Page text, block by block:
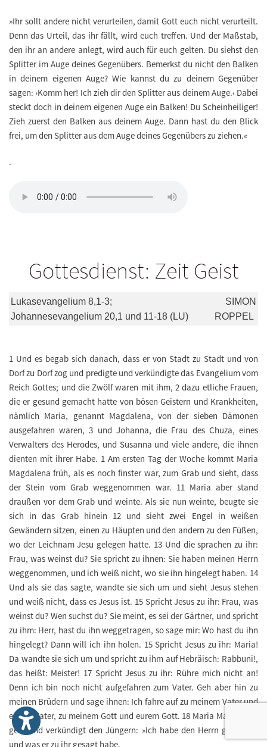
»Ihr sollt andere nicht verurteilen, damit Gott euch nicht verurteilt.
Denn das Urteil, das ihr fällt, wird euch treffen. Und der Maßstab,
den ihr an andere anlegt, wird auch für euch gelten. Du siehst den
Splitter im Auge deines Gegenübers. Bemerkst du nicht den Balken
in deinem eigenen Auge? Wie kannst du zu deinem Gegenüber
sagen: ›Komm her! Ich zieh dir den Splitter aus deinem Auge.‹ Dabei
steckt doch in deinem eigenen Auge ein Balken! Du Scheinheiliger!
Zieh zuerst den Balken aus deinem Auge. Dann hast du den Blick
frei, um den Splitter aus dem Auge deines Gegenübers zu ziehen.«
.
Gottesdienst: Zeit Geist
Lukasevangelium 8,1-3;
Johannesevangelium 20,1 und 11-18 (LU)
SIMON
ROPPEL
1 Und es begab sich danach, dass er von Stadt zu Stadt und von
Dorf zu Dorf zog und predigte und verkündigte das Evangelium vom
Reich Gottes; und die Zwölf waren mit ihm, 2 dazu etliche Frauen,
die er gesund gemacht hatte von bösen Geistern und Krankheiten,
nämlich Maria, genannt Magdalena, von der sieben Dämonen
ausgefahren waren, 3 und Johanna, die Frau des Chuza, eines
Verwalters des Herodes, und Susanna und viele andere, die ihnen
dienten mit ihrer Habe. 1 Am ersten Tag der Woche kommt Maria
Magdalena früh, als es noch finster war, zum Grab und sieht, dass
der Stein vom Grab weggenommen war. 11 Maria aber stand
draußen vor dem Grab und weinte. Als sie nun weinte, beugte sie
sich in das Grab hinein 12 und sieht zwei Engel in weißen
Gewändern sitzen, einen zu Häupten und den andern zu den Füßen,
wo der Leichnam Jesu gelegen hatte. 13 Und die sprachen zu ihr:
Frau, was weinst du? Sie spricht zu ihnen: Sie haben meinen Herrn
weggenommen, und ich weiß nicht, wo sie ihn hingelegt haben. 14
Und als sie das sagte, wandte sie sich um und sieht Jesus stehen
und weiß nicht, dass es Jesus ist. 15 Spricht Jesus zu ihr: Frau, was
weinst du? Wen suchst du? Sie meint, es sei der Gärtner, und spricht
zu ihm: Herr, hast du ihn weggetragen, so sage mir: Wo hast du ihn
hingelegt? Dann will ich ihn holen. 15 Spricht Jesus zu ihr: Maria!
Da wandte sie sich um und spricht zu ihm auf Hebräisch: Rabbuni!,
das heißt: Meister! 17 Spricht Jesus zu ihr: Rühre mich nicht an!
Denn ich bin noch nicht aufgefahren zum Vater. Geh aber hin zu
meinen Brüdern und sage ihnen: Ich fahre auf zu meinem Vater und
eurem Vater, zu meinem Gott und eurem Gott. 18 Maria Magdalena
geht und verkündigt den Jüngern: »Ich habe den Herrn gesehen«,
und was er zu ihr gesagt habe.